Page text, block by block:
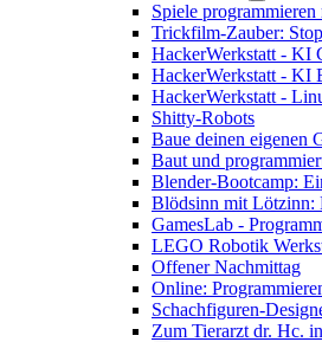
Spiele
Trickfilm-Zauber:
HackerWerkstatt - KI
HackerWerkstatt - KI
HackerWerkstatt -
Shitty-Robots
Baue deinen eigenen
Baut und
Blender-Bootcamp:
Blödsinn mit Lötzinn:
GamesLab -
LEGO Robotik
Offener Nachmittag
Online:
Schachfiguren-
Zum Tierarzt dr. Hc.